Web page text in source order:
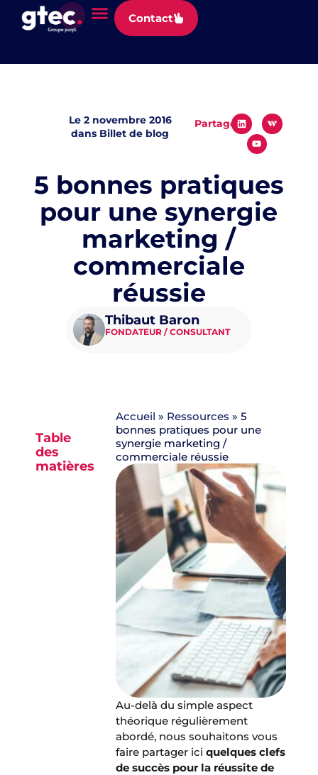
Panneau de gestion des cookies
Contact
Le 2 novembre 2016
dans Billet de blog
Partager
5 bonnes pratiques
pour une synergie
marketing /
commerciale
réussie
Thibaut Baron
FONDATEUR / CONSULTANT
Table
des
matières
Accueil » Ressources »5
bonnes pratiques pour une
synergie marketing /
commerciale réussie
Au-delà du simple aspect
théorique régulièrement
abordé, nous souhaitons vous
faire partager iciquelques clefs
de succès pour la réussite de